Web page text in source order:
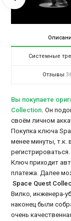
Системные
Отзывы
Вы покупаете
Collection. Он
своём личном
Покупка ключа
менее минуты, т.к.
регистрироваться.
Ключ приходит
платежа. Далее
Space Quest
Вилко, инженера-
наконец были
очень